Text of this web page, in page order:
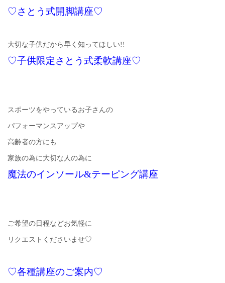
♡さとう式開脚講座♡
大切な子供だから早く知ってほしい!!
♡子供限定さとう式柔軟講座♡
スポーツをやっているお子さんの
パフォーマンスアップや
高齢者の方にも
家族の為に大切な人の為に
魔法のインソール&テーピング講座
ご希望の日程などお気軽に
リクエストくださいませ♡
♡各種講座のご案内♡